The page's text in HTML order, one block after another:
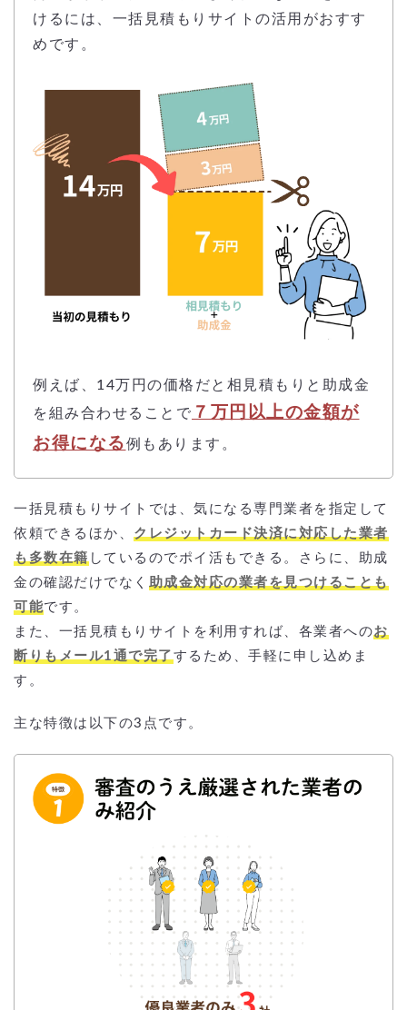
けるには、一括見積もりサイトの活用がおすす
めです。
例えば、14万円の価格だと相見積もりと助成金
を組み合わせることで ７万円以上の金額が
お得になる例もあります。
一括見積もりサイトでは、気になる専門業者を指定して
依頼できるほか、 クレジットカード決済に対応した業者
も多数在籍 しているのでポイ活もできる。さらに、助成
金の確認だけでなく
助成金対応の業者を見つけることも
可能です。
また、一括見積もりサイトを利用すれば、各業者へのお
断りもメール1通で完了 するため、手軽に申し込めま
す。
主な特徴は以下の3点です。